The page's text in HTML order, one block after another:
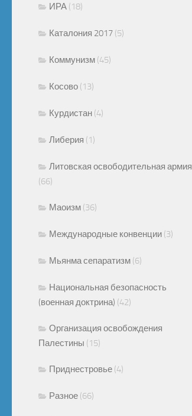
ИРА (18)
Каталония 2017 (5)
Коммунизм (45)
Косово (13)
Курдистан (4)
Либерия (1)
Литовская освободительная армия
(66)
Маоизм (36)
Международные конвенции (3)
Мьянма сепаратизм (6)
Национальная безопасность
(военная доктрина) (42)
Организация освобождения
Палестины (15)
Приднестровье (4)
Разное (66)